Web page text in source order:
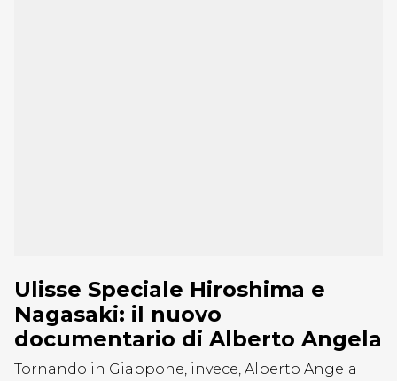
Ulisse Speciale Hiroshima e
Nagasaki: il nuovo
documentario di Alberto Angela
Tornando in Giappone, invece, Alberto Angela